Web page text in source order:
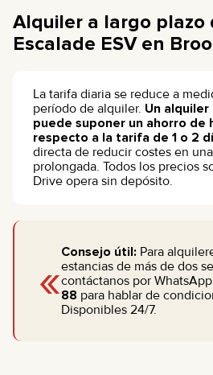
Alquiler a largo plazo
Escalade ESV en
La tarifa diaria se reduce a
período de alquiler. Un
puede suponer un ahorro de
respecto a la tarifa de 1 o 2
directa de reducir costes en
prolongada. Todos los precios
Drive opera sin depósito.
«Consejo útil: Para
estancias de más de dos
contáctanos por
88 para hablar de
Disponibles 24/7.